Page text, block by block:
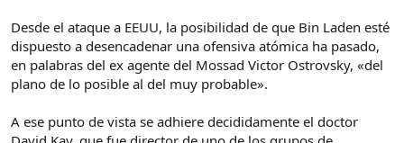
Desde el ataque a EEUU, la posibilidad de que Bin Laden esté
dispuesto a desencadenar una ofensiva atómica ha pasado,
en palabras del ex agente del Mossad Victor Ostrovsky, «del
plano de lo posible al del muy probable».
A ese punto de vista se adhiere decididamente el doctor